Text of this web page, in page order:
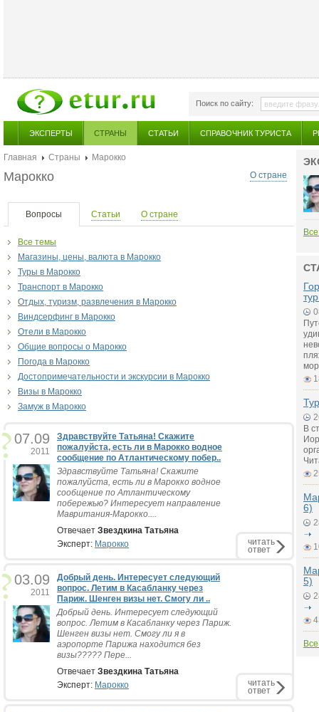
Поиск по сайту:
ЭКСПЕРТЫ СТРАНЫ СТАТЬИ СПРАВОЧНИК ТУРИСТА
Главная Страны
Марокко
О стране
Марокко
Вопросы Статьи О стране
Все темы
Магазины, цены, валюта в Марокко
Туры в Марокко
Транспорт в Марокко
Отдых, туризм, развлечения в Марокко
Виндсерфинг в Марокко
Отели в Марокко
Общие вопросы о Марокко
Погода в Марокко
Достопримечательности и экскурсии в Марокко
Визы в Марокко
Замуж в Марокко
07.09
2011
Здравствуйте Татьяна! Скажите
пожалуйста, есть ли в Марокко водное
сообщение по Атлантическому побер..
Здравствуйте Татьяна! Скажите
пожалуйста, есть ли в Марокко водное
сообщение по Атлантическому
побережью? Интересует направление
Мавритания-Марокко....
Отвечает Звездкина Татьяна
Эксперт: Марокко читать
ответ
03.09
2011
Добрый день. Интересует следующий
вопрос. Летим в Касабланку через
Париж. Шенген визы нет. Смогу ли ..
Добрый день. Интересует следующий
вопрос. Летим в Касабланку через Париж.
Шенген визы нет. Смогу ли я в
аэропорте Парижа находится без
визы????? Пере...
Отвечает Звездкина Татьяна
Эксперт: Марокко читать
ответ
В
6)
5)